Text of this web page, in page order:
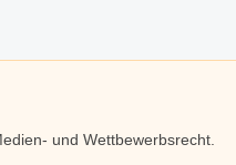
und Wettbewerbsrecht.